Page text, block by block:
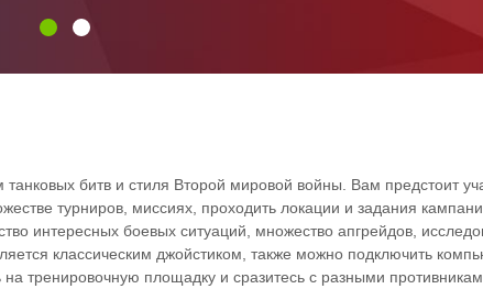
битв и стиля Второй мировой войны. Вам предстоит
турниров, миссиях, проходить локации и задания
интересных боевых ситуаций, множество апгрейдов,
классическим джойстиком, также можно подключить
тренировочную площадку и сразитесь с разными